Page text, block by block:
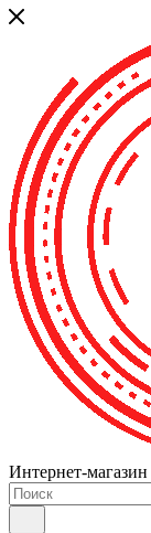
Интернет-магазин